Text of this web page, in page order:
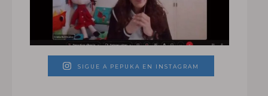
SIGUE A PEPUKA EN INSTAGRAM